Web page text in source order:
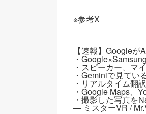
7
※参考X
【速報】Google
・
・スピーカー、マ
・Geminiで見てい
・リアルタイム翻
・Google Maps、
・撮影した写真を
— ミスターVR /